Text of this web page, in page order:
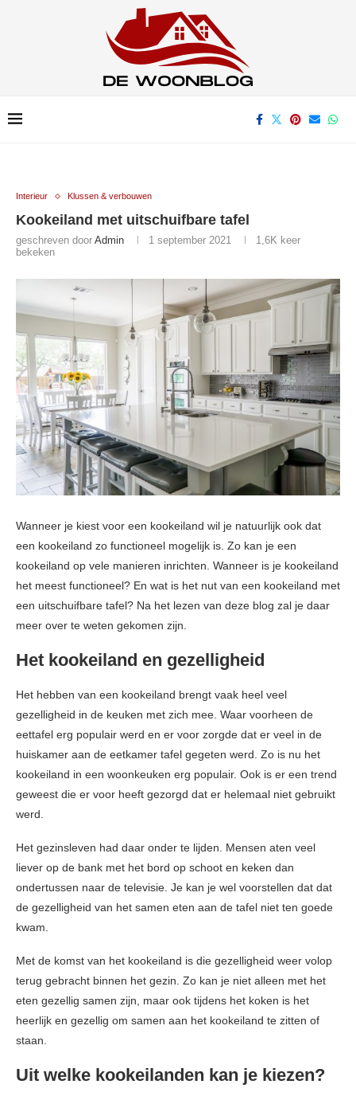
Interieur Klussen & verbouwen
Kookeiland met uitschuifbare tafel
geschreven door Admin 1 september 2021 1,6K keer
bekeken
Wanneer je kiest voor een kookeiland wil je natuurlijk ook dat
een kookeiland zo functioneel mogelijk is. Zo kan je een
kookeiland op vele manieren inrichten. Wanneer is je kookeiland
het meest functioneel? En wat is het nut van een kookeiland met
een uitschuifbare tafel? Na het lezen van deze blog zal je daar
meer over te weten gekomen zijn.
Het kookeiland en gezelligheid
Het hebben van een kookeiland brengt vaak heel veel
gezelligheid in de keuken met zich mee. Waar voorheen de
eettafel erg populair werd en er voor zorgde dat er veel in de
huiskamer aan de eetkamer tafel gegeten werd. Zo is nu het
kookeiland in een woonkeuken erg populair. Ook is er een trend
geweest die er voor heeft gezorgd dat er helemaal niet gebruikt
werd.
Het gezinsleven had daar onder te lijden. Mensen aten veel
liever op de bank met het bord op schoot en keken dan
ondertussen naar de televisie. Je kan je wel voorstellen dat dat
de gezelligheid van het samen eten aan de tafel niet ten goede
kwam.
Met de komst van het kookeiland is die gezelligheid weer volop
terug gebracht binnen het gezin. Zo kan je niet alleen met het
eten gezellig samen zijn, maar ook tijdens het koken is het
heerlijk en gezellig om samen aan het kookeiland te zitten of
staan.
Uit welke kookeilanden kan je kiezen?